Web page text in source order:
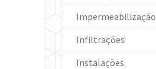
Impermeabilização
Infiltrações
Instalações